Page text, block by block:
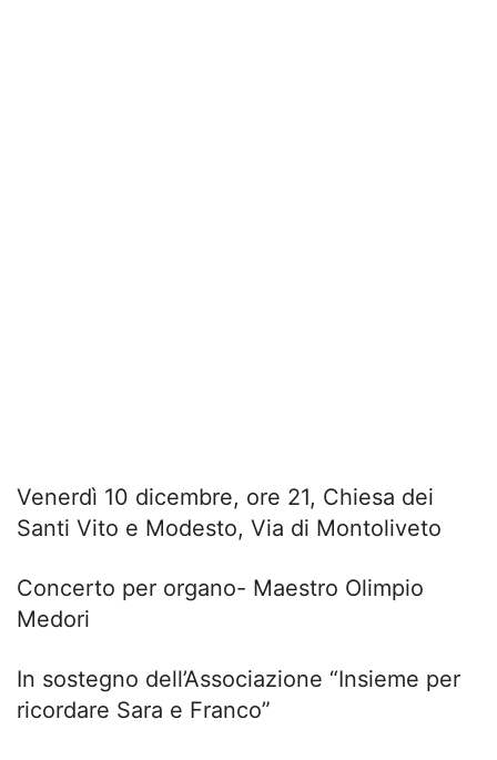
Venerdì 10 dicembre, ore 21, Chiesa dei
Santi Vito e Modesto, Via di Montoliveto
Concerto per organo- Maestro Olimpio
Medori
In sostegno dell’Associazione “Insieme per
ricordare Sara e Franco”